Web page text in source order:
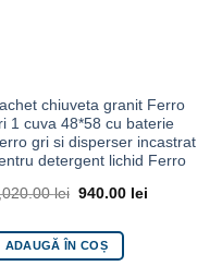
chiuveta granit Ferro
1 cuva 48*58 cu baterie
gri si disperser incastrat
detergent lichid Ferro
lei 940.00 lei
ADAUGĂ ÎN COȘ